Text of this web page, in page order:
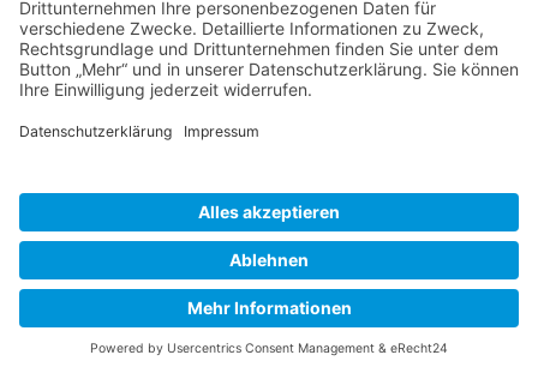
Matthias Bohmann
Siebeneichen 13
92237 Sulzbach-Rosenberg
E-Mail: vorstand@bienenzuchtverein-sulzbach-
Copyright © Bienenzuchtverein
Sulzbach-Rosenberg 1871 e.V.
Kontakt|Impressum|Datenschutzerklärung|
Cookie-Einstellungen